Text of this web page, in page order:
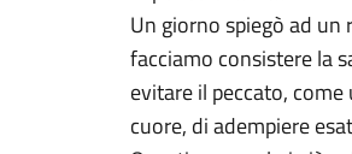
Un giorno spiegò ad un
facciamo consistere la
evitare il peccato,
cuore, di adempiere